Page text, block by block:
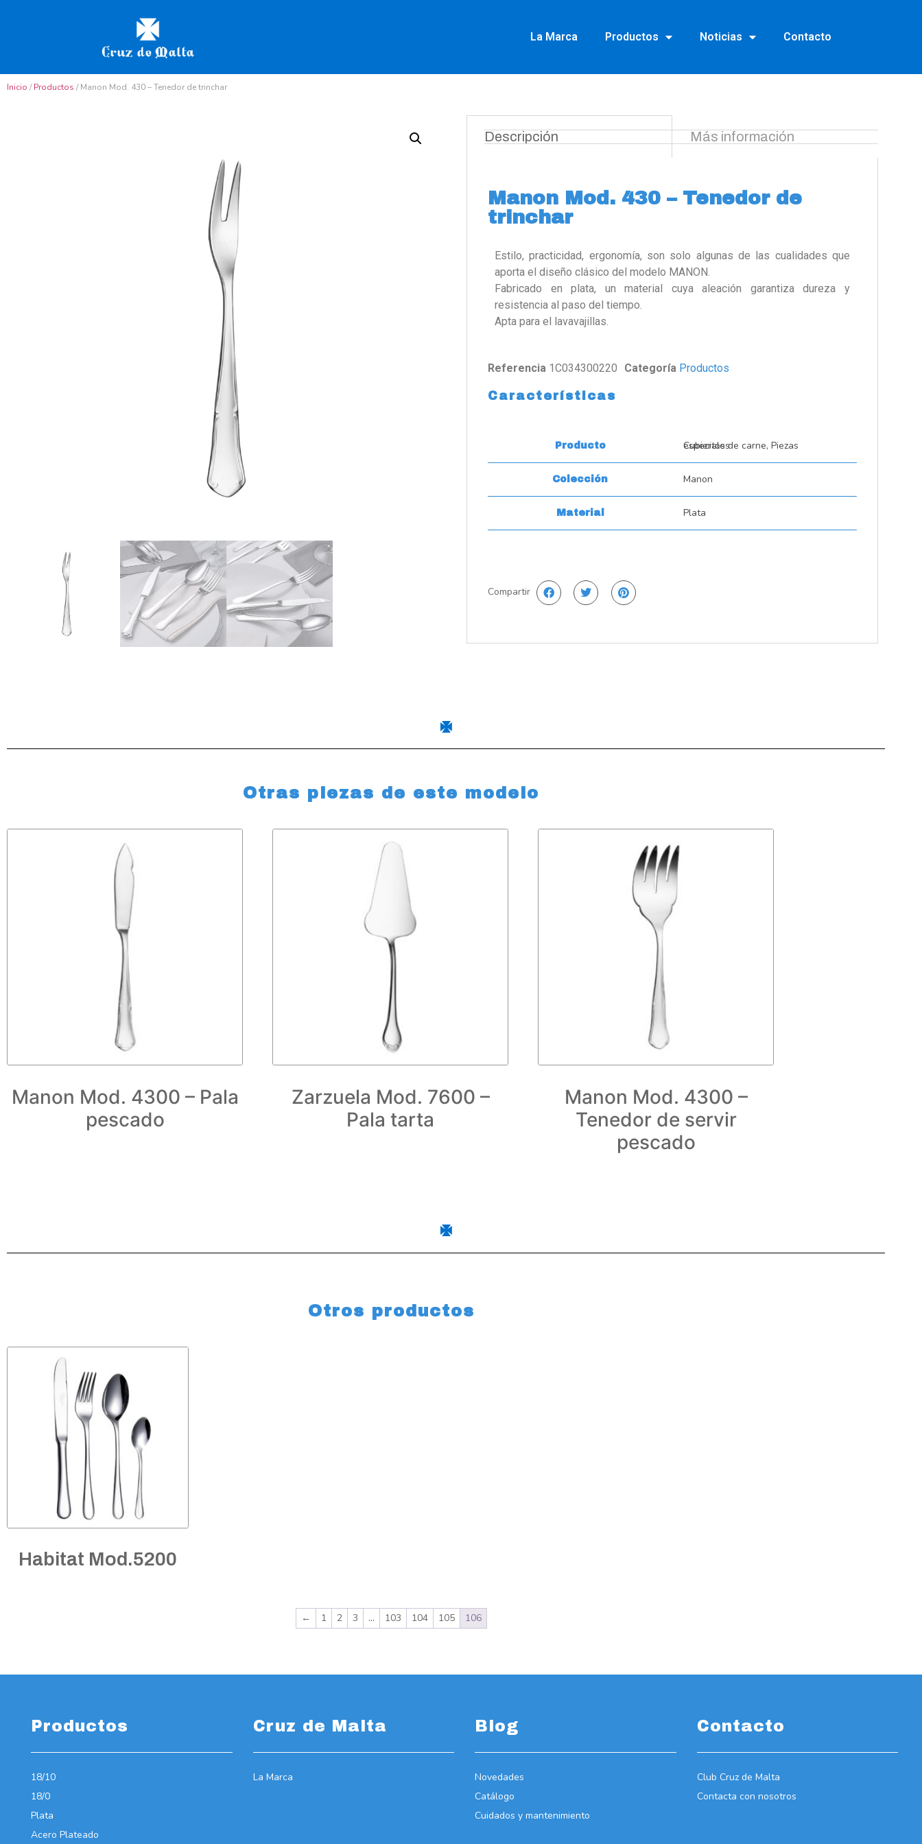
La Marca Productos Noticias Contacto
Inicio /Productos / Manon Mod. 430 – Tenedor de trinchar
Descripción Más información
Manon Mod. 430 – Tenedor de
trinchar
Estilo, practicidad, ergonomía, son solo algunas de las cualidades que
aporta el diseño clásico del modelo MANON.
Fabricado en plata, un material cuya aleación garantiza dureza y
resistencia al paso del tiempo.
Apta para el lavavajillas.
Referencia 1C034300220 Categoría Productos
Características
Producto Cubiertos de carne, Piezas especiales
Colección Manon
Material Plata
Compartir
Otras piezas de este modelo
Manon Mod. 4300 – Pala
pescado
Zarzuela Mod. 7600 –
Pala tarta
Manon Mod. 4300 –
Tenedor de servir
pescado
Otros productos
Habitat Mod.5200
← 1 2 3 … 103 104 105 106
Productos
18/10
18/0
Plata
Acero Plateado
Cruz de Malta
La Marca
Blog
Novedades
Catálogo
Cuidados y mantenimiento
Contacto
Club Cruz de Malta
Contacta con nosotros